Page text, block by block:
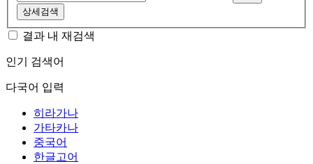
상세검색
결과 내 재검색
인기 검색어
다국어 입력
히라가나
가타카나
중국어
한글고어